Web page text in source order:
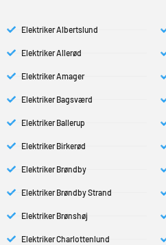
Elektriker Albertslund
Elektriker Allerød
Elektriker Amager
Elektriker Bagsværd
Elektriker Ballerup
Elektriker Birkerød
Elektriker Brøndby
Elektriker Brøndby Strand
Elektriker Brønshøj
Elektriker Charlottenlund